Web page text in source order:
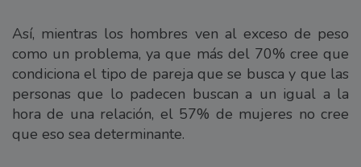
Así, mientras los hombres ven al exceso de peso
como un problema, ya que más del 70% cree que
condiciona el tipo de pareja que se busca y que las
personas que lo padecen buscan a un igual a la
hora de una relación, el 57% de mujeres no cree
que eso sea determinante.